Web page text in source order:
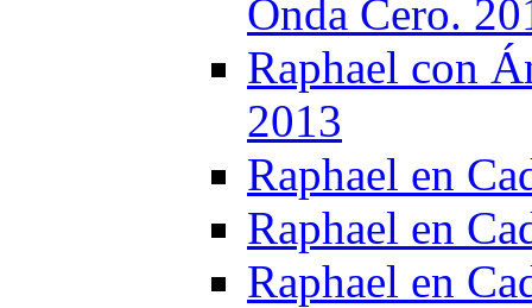
Onda Cero.
Raphael con
2013
Raphael en
Raphael en
Raphael en